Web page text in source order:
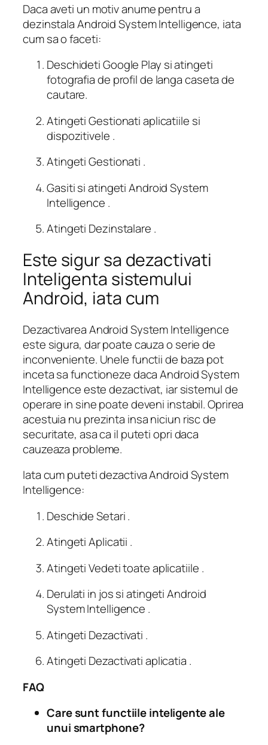
Daca aveti un motiv anume pentru a
dezinstala Android System Intelligence, iata
cum sa o faceti:
Deschideti Google Play si atingeti
fotografia de profil de langa caseta de
cautare.
Atingeti Gestionati aplicatiile si
dispozitivele .
Atingeti Gestionati .
Gasiti si atingeti Android System
Intelligence .
Atingeti Dezinstalare .
Este sigur sa dezactivati
Inteligenta sistemului
Android, iata cum
Dezactivarea Android System Intelligence
este sigura, dar poate cauza o serie de
inconveniente. Unele functii de baza pot
inceta sa functioneze daca Android System
Intelligence este dezactivat, iar sistemul de
operare in sine poate deveni instabil. Oprirea
acestuia nu prezinta insa niciun risc de
securitate, asa ca il puteti opri daca
cauzeaza probleme.
Iata cum puteti dezactiva Android System
Intelligence:
Deschide Setari .
Atingeti Aplicatii .
Atingeti Vedeti toate aplicatiile .
Derulati in jos si atingeti Android
System Intelligence .
Atingeti Dezactivati .
Atingeti Dezactivati aplicatia .
FAQ
Care sunt functiile inteligente ale
unui smartphone?